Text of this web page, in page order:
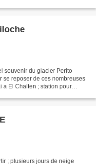
souvenir du glacier Perito
se reposer de ces nombreuses
a El Chalten ; station pour
; plusieurs jours de neige